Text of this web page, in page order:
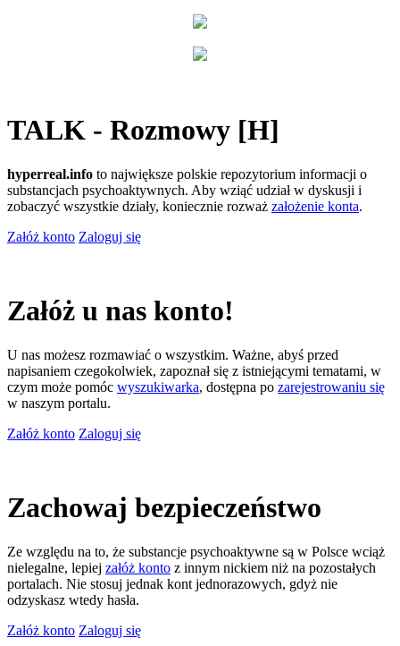
TALK - Rozmowy [H]
hyperreal.info to największe polskie repozytorium informacji o
substancjach psychoaktywnych. Aby wziąć udział w dyskusji i
zobaczyć wszystkie działy, koniecznie rozważ założenie konta.
Załóż konto Zaloguj się
Załóż u nas konto!
U nas możesz rozmawiać o wszystkim. Ważne, abyś przed
napisaniem czegokolwiek, zapoznał się z istniejącymi tematami, w
czym może pomóc wyszukiwarka, dostępna po zarejestrowaniu się
w naszym portalu.
Załóż konto Zaloguj się
Zachowaj bezpieczeństwo
Ze względu na to, że substancje psychoaktywne są w Polsce wciąż
nielegalne, lepiej załóż konto z innym nickiem niż na pozostałych
portalach. Nie stosuj jednak kont jednorazowych, gdyż nie
odzyskasz wtedy hasła.
Załóż konto Zaloguj się